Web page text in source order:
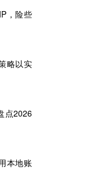
，险些
略以实
点2026
本地账